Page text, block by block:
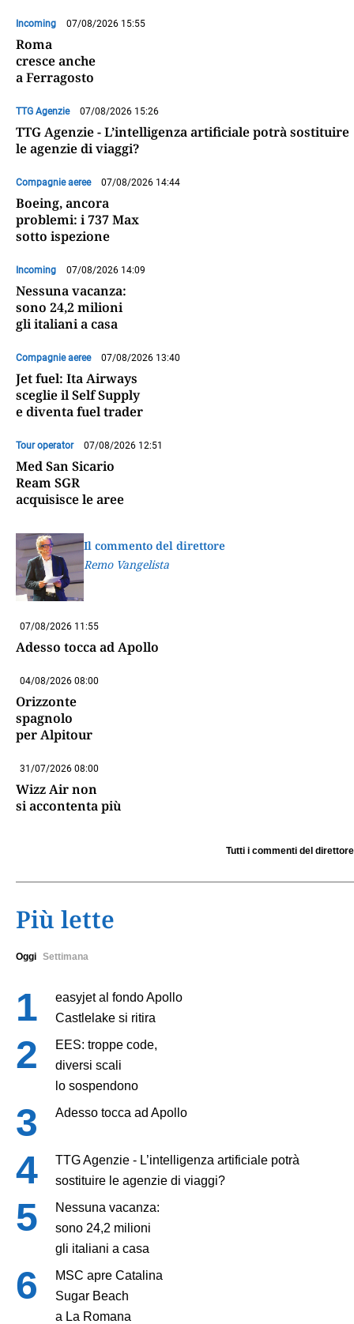
Incoming 07/08/2026 15:55
Roma
cresce anche
a Ferragosto
TTG Agenzie 07/08/2026 15:26
TTG Agenzie - L’intelligenza artificiale potrà sostituire
le agenzie di viaggi?
Compagnie aeree 07/08/2026 14:44
Boeing, ancora
problemi: i 737 Max
sotto ispezione
Incoming 07/08/2026 14:09
Nessuna vacanza:
sono 24,2 milioni
gli italiani a casa
Compagnie aeree 07/08/2026 13:40
Jet fuel: Ita Airways
sceglie il Self Supply
e diventa fuel trader
Tour operator 07/08/2026 12:51
Med San Sicario
Ream SGR
acquisisce le aree
Il commento del direttore
Remo Vangelista
07/08/2026 11:55
Adesso tocca ad Apollo
04/08/2026 08:00
Orizzonte
spagnolo
per Alpitour
31/07/2026 08:00
Wizz Air non
si accontenta più
Tutti i commenti del direttore
Più lette
Oggi Settimana
easyjet al fondo Apollo
Castlelake si ritira
EES: troppe code,
diversi scali
lo sospendono
Adesso tocca ad Apollo
TTG Agenzie - L’intelligenza artificiale potrà
sostituire le agenzie di viaggi?
Nessuna vacanza:
sono 24,2 milioni
gli italiani a casa
MSC apre Catalina
Sugar Beach
a La Romana